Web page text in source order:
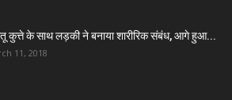
कुत्ते के साथ लड़की ने बनाया शारीरिक संबंध, आगे हुआ...
11, 2018